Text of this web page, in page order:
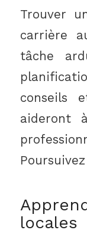
Trouver
carrière
tâche
conseils
aideront
locales